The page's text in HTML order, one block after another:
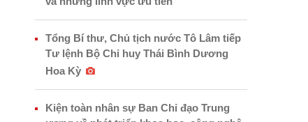
Tổng Bí thư, Chủ tịch nước Tô Lâm tiếp
Tư lệnh Bộ Chỉ huy Thái Bình Dương
Hoa Kỳ
Kiện toàn nhân sự Ban Chỉ đạo Trung